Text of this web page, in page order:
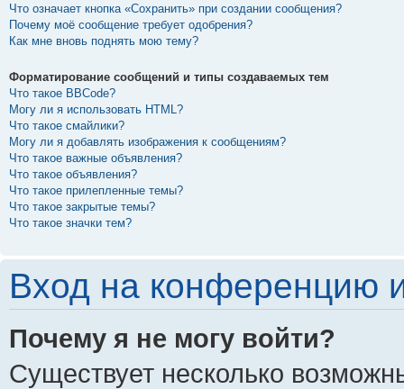
Что означает кнопка «Сохранить» при создании сообщения?
Почему моё сообщение требует одобрения?
Как мне вновь поднять мою тему?
Форматирование сообщений и типы создаваемых тем
Что такое BBCode?
Могу ли я использовать HTML?
Что такое смайлики?
Могу ли я добавлять изображения к сообщениям?
Что такое важные объявления?
Что такое объявления?
Что такое прилепленные темы?
Что такое закрытые темы?
Что такое значки тем?
Вход на конференцию
Почему я не могу войти?
Существует несколько